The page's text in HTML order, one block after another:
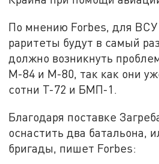
По мнению Forbes, для ВСУ
раритеты будут в самый
должно возникнуть
M-84 и M-80, так как они
сотни Т-72 и БМП-1.
Благодаря поставке
оснастить два батальона,
бригады, пишет Forbes: